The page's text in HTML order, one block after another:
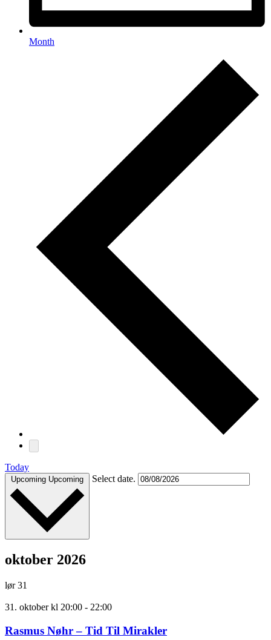
Month
Today
Upcoming Upcoming Select date.
oktober 2026
lør31
31. oktober kl 20:00 - 22:00
Rasmus Nøhr – Tid Til Mirakler